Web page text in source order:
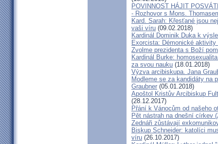
POVINNOST HÁJIT
- Rozhovor s Mons.
Kard. Sarah: Křesťané jsou
vaši víru (09.02.2018)
Kardinál Dominik Duka k
Exorcista: Démonické
Zvolme prezidenta s Boží
Kardinál Burke:
za svou nauku (18.01.2018)
Výzva arcibiskupa. Jana
Modleme se za kandidáty na
Graubner (05.01.2018)
Apoštol Kristův Arcibiskup
(28.12.2017)
Přání k Vánocům od našeho
Pět nástrah na dnešní církev
Zednáři zůstávají
Biskup Schneider: katolíci
víru (26.10.2017)